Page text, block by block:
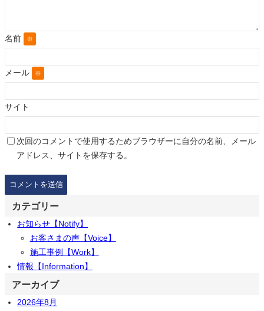
名前 ※
メール ※
サイト
次回のコメントで使用するためブラウザーに自分の名前、メール
アドレス、サイトを保存する。
カテゴリー
お知らせ【Notify】
お客さまの声【Voice】
施工事例【Work】
情報【Information】
アーカイブ
2026年8月